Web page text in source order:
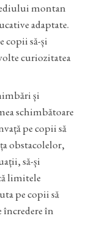
montan
adaptate.
copii să-și
curiozitatea
și
schimbătoare
pe copii să
obstacolelor,
să-și
limitele
pe copii să
încredere în